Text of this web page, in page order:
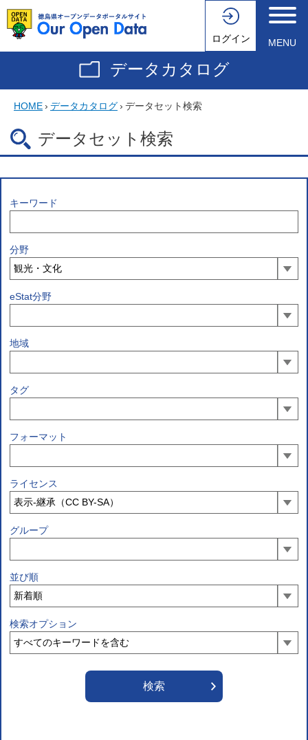
ログイン MENU
データカタログ
HOME› データカタログ› データセット検索
データセット検索
キーワード
分野
eStat分野
地域
タグ
フォーマット
ライセンス
グループ
並び順
検索オプション